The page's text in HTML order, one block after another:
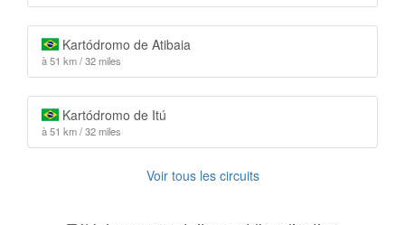
Kartódromo de Atibaia
à 51 km / 32 miles
Kartódromo de Itú
à 51 km / 32 miles
Voir tous les circuits